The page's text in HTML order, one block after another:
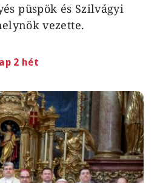
püspök és Szilvágyi
vezette.
2 hét